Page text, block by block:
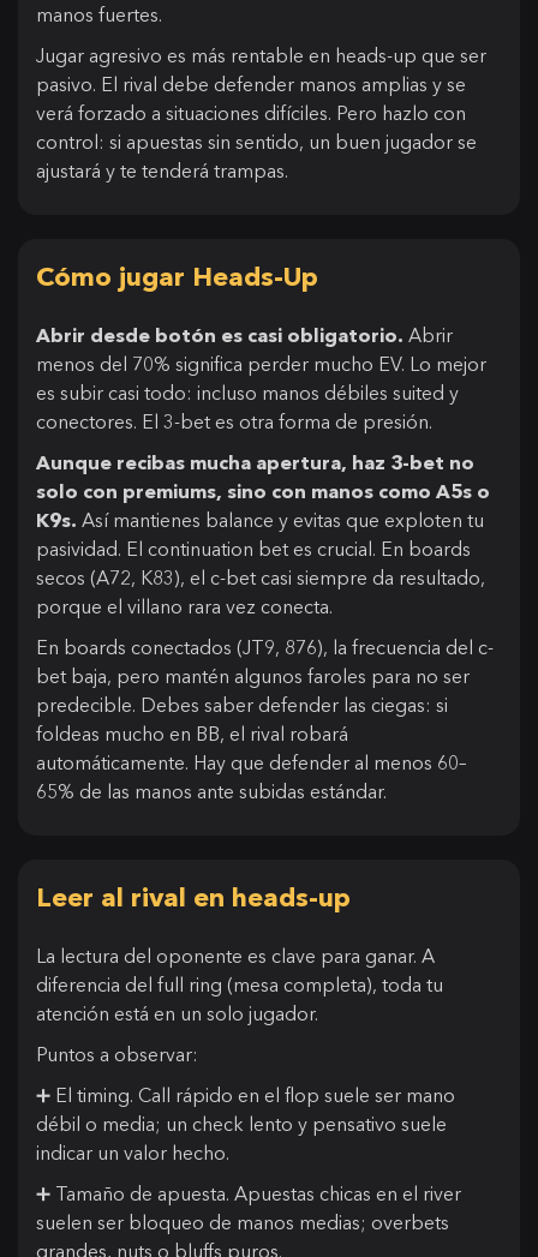
manos fuertes.
Jugar agresivo es más rentable en heads-up que ser
pasivo. El rival debe defender manos amplias y se
verá forzado a situaciones difíciles. Pero hazlo con
control: si apuestas sin sentido, un buen jugador se
ajustará y te tenderá trampas.
Cómo jugar Heads-Up
Abrir desde botón es casi obligatorio. Abrir
menos del 70% significa perder mucho EV. Lo mejor
es subir casi todo: incluso manos débiles suited y
conectores. El 3-bet es otra forma de presión.
Aunque recibas mucha apertura, haz 3-bet no
solo con premiums, sino con manos como A5s o
K9s. Así mantienes balance y evitas que exploten tu
pasividad. El continuation bet es crucial. En boards
secos (A72, K83), el c-bet casi siempre da resultado,
porque el villano rara vez conecta.
En boards conectados (JT9, 876), la frecuencia del c-
bet baja, pero mantén algunos faroles para no ser
predecible. Debes saber defender las ciegas: si
foldeas mucho en BB, el rival robará
automáticamente. Hay que defender al menos 60–
65% de las manos ante subidas estándar.
Leer al rival en heads-up
La lectura del oponente es clave para ganar. A
diferencia del full ring (mesa completa), toda tu
atención está en un solo jugador.
Puntos a observar:
➕ El timing. Call rápido en el flop suele ser mano
débil o media; un check lento y pensativo suele
indicar un valor hecho.
➕ Tamaño de apuesta. Apuestas chicas en el river
suelen ser bloqueo de manos medias; overbets
grandes, nuts o bluffs puros.